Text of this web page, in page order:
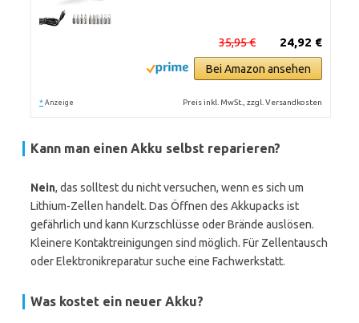
24,92 €
35,95 €
Bei Amazon ansehen
* Anzeige Preis inkl. MwSt., zzgl. Versandkosten
Kann man einen Akku selbst reparieren?
Nein, das solltest du nicht versuchen, wenn es sich um
Lithium-Zellen handelt. Das Öffnen des Akkupacks ist
gefährlich und kann Kurzschlüsse oder Brände auslösen.
Kleinere Kontaktreinigungen sind möglich. Für Zellentausch
oder Elektronikreparatur suche eine Fachwerkstatt.
Was kostet ein neuer Akku?